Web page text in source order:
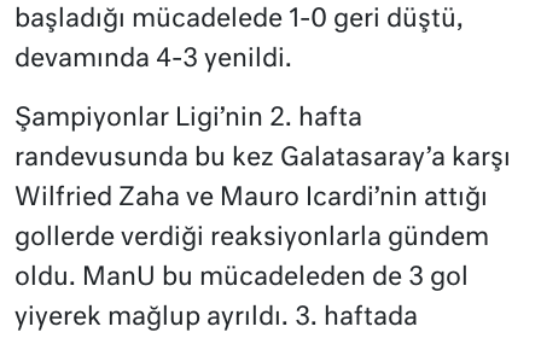
başladığı mücadelede 1-0 geri düştü,
devamında 4-3 yenildi.
Şampiyonlar Ligi’nin 2. hafta
randevusunda bu kez Galatasaray’a karşı
Wilfried Zaha ve Mauro Icardi’nin attığı
gollerde verdiği reaksiyonlarla gündem
oldu. ManU bu mücadeleden de 3 gol
yiyerek mağlup ayrıldı. 3. haftada